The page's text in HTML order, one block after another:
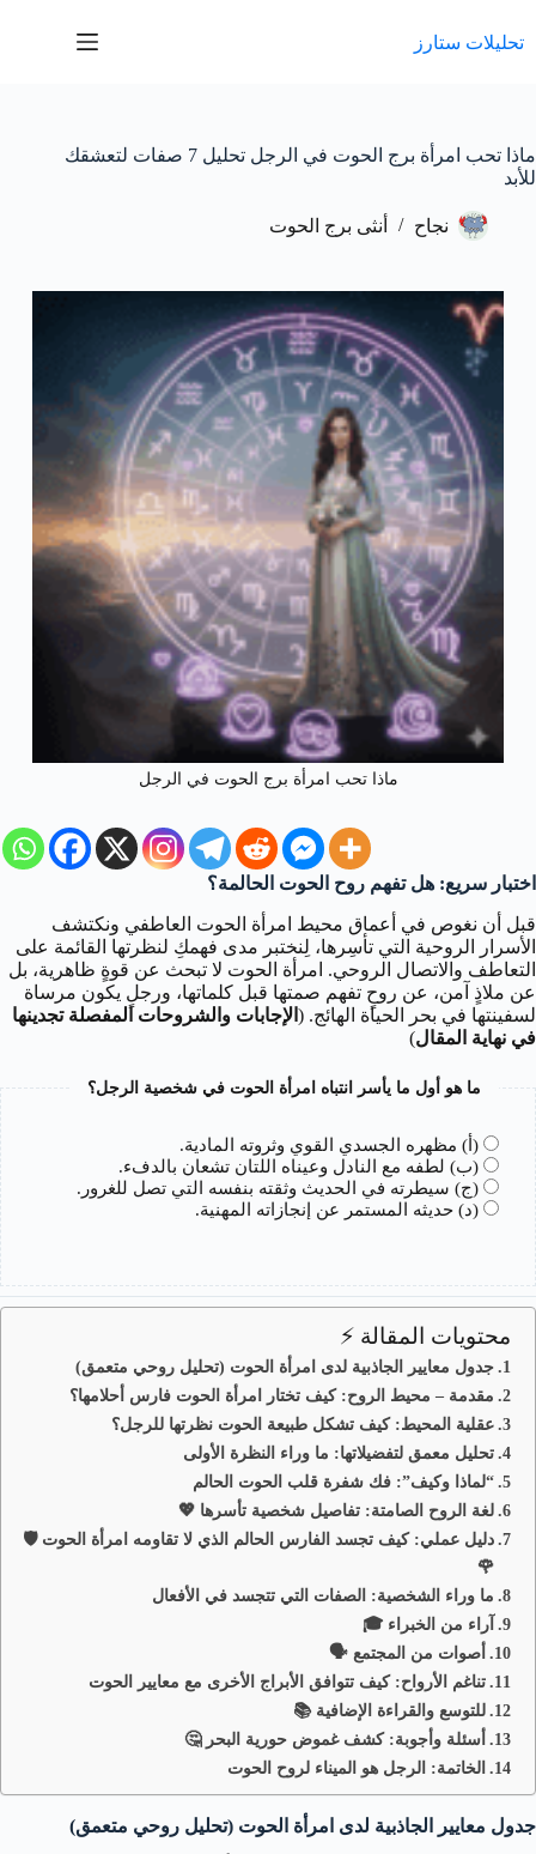
المحتوى
تحليلات ستارز
ماذا تحب امرأة برج الحوت في الرجل تحليل 7 صفات لتعشقك
للأبد
نجاح أنثى برج الحوت
ماذا تحب امرأة برج الحوت في الرجل
اختبار سريع: هل تفهم روح الحوت الحالمة؟
قبل أن نغوص في أعماق محيط امرأة الحوت العاطفي ونكتشف
الأسرار الروحية التي تأسِرها، لِنختبر مدى فهمكِ لنظرتها القائمة على
التعاطف والاتصال الروحي. امرأة الحوت لا تبحث عن قوةٍ ظاهرية، بل
عن ملاذٍ آمن، عن روحٍ تفهم صمتها قبل كلماتها، ورجلٍ يكون مرساة
لسفينتها في بحر الحياة الهائج. ( الإجابات والشروحات المفصلة تجدينها
في نهاية المقال)
ما هو أول ما يأسر انتباه امرأة الحوت في شخصية الرجل؟
(أ) مظهره الجسدي القوي وثروته المادية.
(ب) لطفه مع النادل وعيناه اللتان تشعان بالدفء.
(ج) سيطرته في الحديث وثقته بنفسه التي تصل للغرور.
(د) حديثه المستمر عن إنجازاته المهنية.
محتويات المقالة ⚡
جدول معايير الجاذبية لدى امرأة الحوت (تحليل روحي متعمق)
مقدمة – محيط الروح: كيف تختار امرأة الحوت فارس أحلامها؟
عقلية المحيط: كيف تشكل طبيعة الحوت نظرتها للرجل؟
تحليل معمق لتفضيلاتها: ما وراء النظرة الأولى
“لماذا وكيف”: فك شفرة قلب الحوت الحالم
لغة الروح الصامتة: تفاصيل شخصية تأسرها 💖
دليل عملي: كيف تجسد الفارس الحالم الذي لا تقاومه امرأة الحوت 🛡️
🌹
ما وراء الشخصية: الصفات التي تتجسد في الأفعال
آراء من الخبراء 🎓
أصوات من المجتمع 🗣️
تناغم الأرواح: كيف تتوافق الأبراج الأخرى مع معايير الحوت
للتوسع والقراءة الإضافية 📚
أسئلة وأجوبة: كشف غموض حورية البحر 🤔
الخاتمة: الرجل هو الميناء لروح الحوت
جدول معايير الجاذبية لدى امرأة الحوت (تحليل روحي متعمق)